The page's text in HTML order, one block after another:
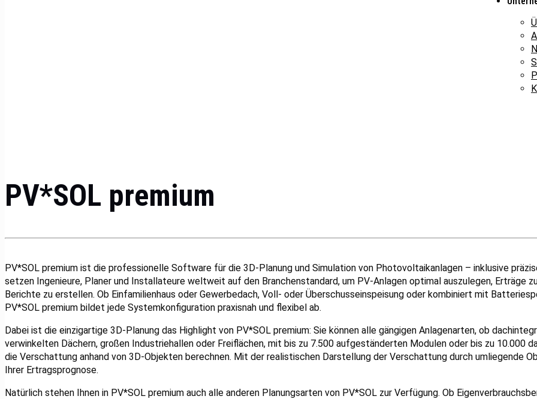
PV*SOL premium
PV*SOL premium ist die professionelle Software für die 3D-Planung und Simulation von Photovoltaikanlagen – inklusive
setzen Ingenieure, Planer und Installateure weltweit auf den Branchenstandard, um PV-Anlagen optimal auszulegen, Erträge
Berichte zu erstellen. Ob Einfamilienhaus oder Gewerbedach, Voll- oder Überschusseinspeisung oder kombiniert mit
PV*SOL premium bildet jede Systemkonfiguration praxisnah und flexibel ab.
Dabei ist die einzigartige 3D-Planung das Highlight von PV*SOL premium: Sie können alle gängigen Anlagenarten, ob
verwinkelten Dächern, großen Industriehallen oder Freiflächen, mit bis zu 7.500 aufgeständerten Modulen oder bis zu 10.000
die Verschattung anhand von 3D-Objekten berechnen. Mit der realistischen Darstellung der Verschattung durch umliegende
Ihrer Ertragsprognose.
Natürlich stehen Ihnen in PV*SOL premium auch alle anderen Planungsarten von PV*SOL zur Verfügung. Ob